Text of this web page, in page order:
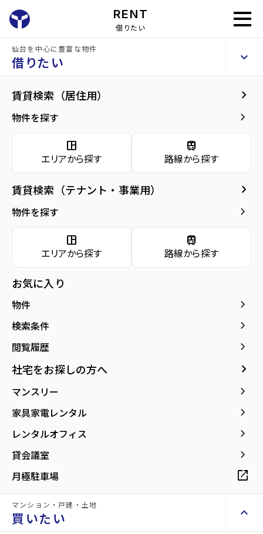
RENT
借りたい
仙台を中心に豊富な物件
借りたい keyboard_arrow_up
賃貸検索（居住用） keyboard_arrow_right
物件を探す keyboard_arrow_right
space_dashboard
エリアから探す
train
路線から探す
賃貸検索（テナント・事業用） keyboard_arrow_right
物件を探す keyboard_arrow_right
space_dashboard
エリアから探す
train
路線から探す
お気に入り
物件 keyboard_arrow_right
検索条件 keyboard_arrow_right
閲覧履歴 keyboard_arrow_right
社宅をお探しの方へ keyboard_arrow_right
マンスリー keyboard_arrow_right
家具家電レンタル keyboard_arrow_right
レンタルオフィス keyboard_arrow_right
貸会議室 keyboard_arrow_right
月極駐車場 open_in_new
マンション・戸建・土地
買いたい keyboard_arrow_up
賃貸アパート ダイワコート
建物概要
現在募集中の物件arrow_forward
arrow_forward
地図・周辺環境 arrow_forward
ダイワコート 2階
管理費・共益費
間取り
アクセス
所在地
location_on
築年月
【2人入居可能の1Kアパート】収納スペー
ス2か所あります！